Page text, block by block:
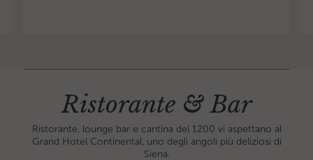
Ristorante & Bar
Ristorante, lounge bar e cantina del 1200 vi aspettano al
Grand Hotel Continental, uno degli angoli più deliziosi di
Siena.